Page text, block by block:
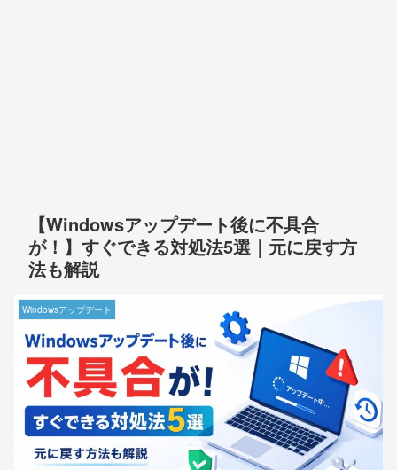
【Windowsアップデート後に不具合
が！】すぐできる対処法5選｜元に戻す方
法も解説
Windowsアップデート